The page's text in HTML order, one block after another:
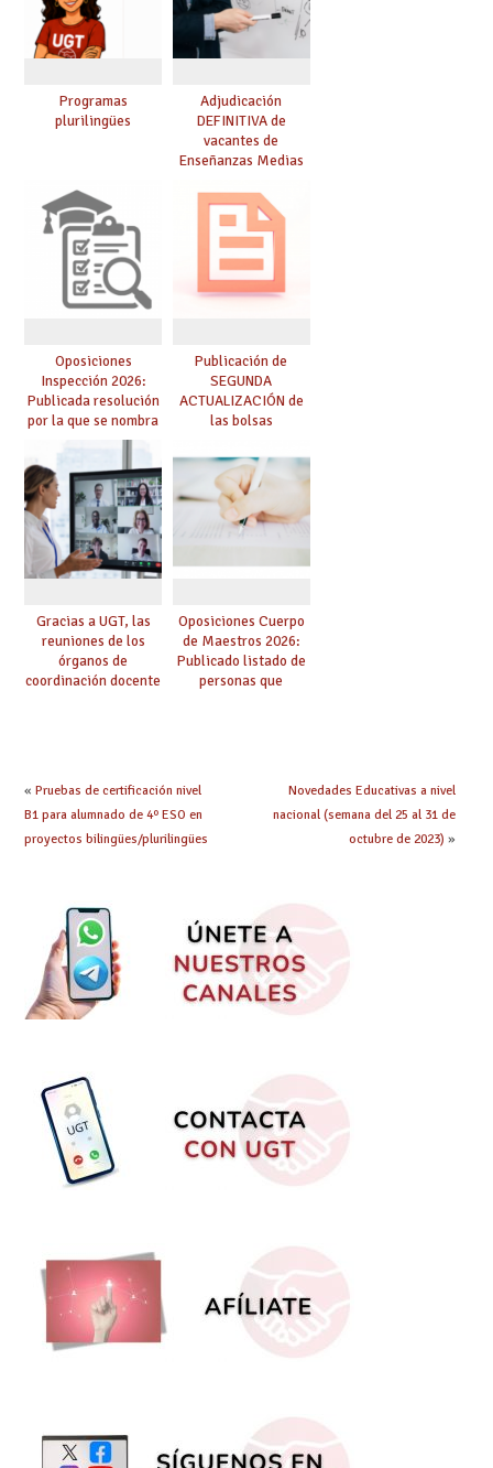
Programas
plurilingües
Adjudicación
DEFINITIVA de
vacantes de
Enseñanzas Medias
Oposiciones
Inspección 2026:
Publicada resolución
por la que se nombra
funcionarios/as en
prácticas, se regulan
dichas prácticas y se
convoca acto público
de adjudicación
Publicación de
SEGUNDA
ACTUALIZACIÓN de
las bolsas
Cuerpo de Maestros
de especialidades
convocadas a
oposición
Gracias a UGT, las
reuniones de los
órganos de
coordinación docente
centro
Oposiciones Cuerpo
de Maestros 2026:
Publicado listado de
personas que
« Pruebas de certificación nivel
B1 para alumnado de 4º ESO en
proyectos bilingües/plurilingües
Novedades Educativas a nivel
nacional (semana del 25 al 31 de
octubre de 2023) »